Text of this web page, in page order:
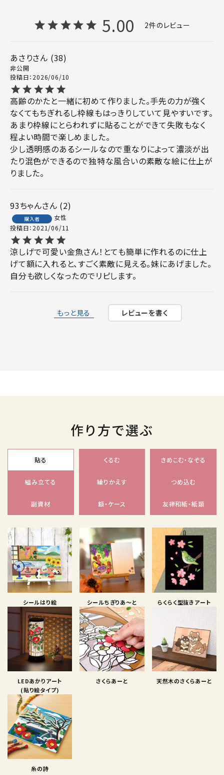
5.00 2
あさり 38
非公開
投稿日 2026/06/10
高齢のかたと一緒に初めて作りました。手先の力が強く
なくてもちぎれるし枠線もはっきりしていて見やすいです。
あまり枠線にとらわれずに貼ることができて失敗もなく
程よい時間で楽しめました。
少し透明感のあるシールなので重なりによって濃淡が出
たり混色ができるので独特な風合いの素敵な絵に仕上が
りました。
93ちゃん 2
購入者
女性
投稿日 2021/06/11
涼しげで可愛い金魚さん！とても簡単に作れるのに仕上
げて額に入れると、すごく素敵に見える。妹にあげました。
自分も欲しくなったのでリピします。
もっと見る レビューを書く
作り方で選ぶ
貼る くるむ きめこむ・なぞる
組み立てる 繰りかえす つめ込む
副資材 額・ケース 友禅和紙・紙類
シールはり絵 シールちぎりあ〜と らくらく型抜きアート
LEDあかりアート
(貼り絵タイプ)
さくらあーと 天然木のさくらあーと
糸の詩